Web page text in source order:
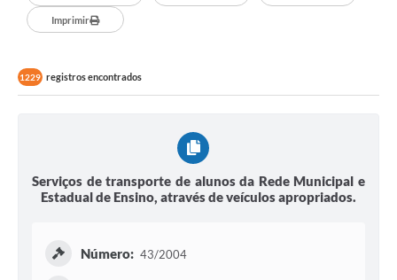
Leis Municipais
Carta de Serviços
Transparência
Editais
Imprimir
1229 registros encontrados
Serviços de transporte de alunos da Rede Municipal e
Estadual de Ensino, através de veículos apropriados.
Número: 43/2004